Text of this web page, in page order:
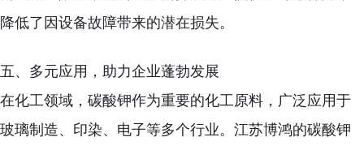
降低了因设备故障带来的潜在损失。
五、多元应用，助力企业蓬勃发展
在化工领域，碳酸钾作为重要的化工原料，广泛应用于
玻璃制造、印染、电子等多个行业。江苏博鸿的碳酸钾